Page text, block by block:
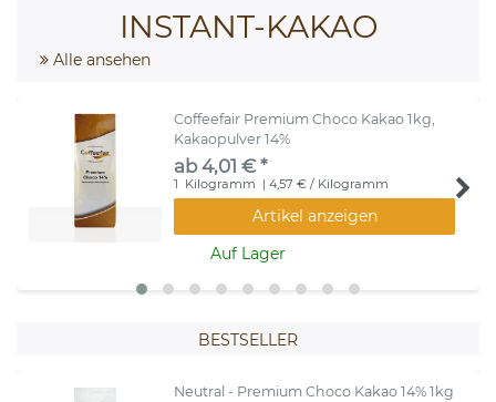
INSTANT-KAKAO
Alle ansehen
Coffeefair Premium Choco Kakao 1kg,
Kakaopulver 14%
ab 4,01 € *
1 Kilogramm | 4,57 € / Kilogramm
Artikel anzeigen
Auf Lager
BESTSELLER
Neutral - Premium Choco Kakao 14% 1kg